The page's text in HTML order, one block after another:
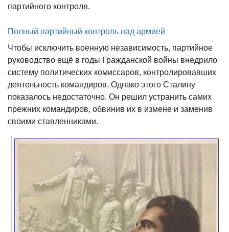
партийного контроля.
Полный партийный контроль над армией
Чтобы исключить военную независимость, партийное
руководство ещё в годы Гражданской войны внедрило
систему политических комиссаров, контролировавших
деятельность командиров. Однако этого Сталину
показалось недостаточно. Он решил устранить самих
прежних командиров, обвинив их в измене и заменив
своими ставленниками.